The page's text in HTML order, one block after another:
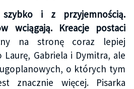
i z przyjemnością.
wciągają. Kreacje postaci
na stronę coraz lepiej
Gabriela i Dymitra, ale
o których tym
znacznie więcej. Pisarka